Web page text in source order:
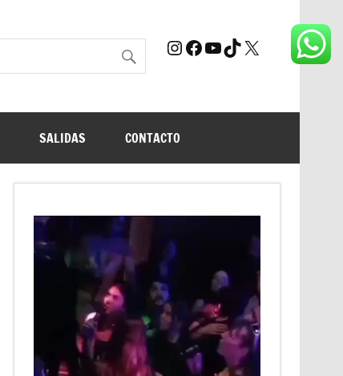
InstagramFacebook YouTube TikTok X
SALIDAS CONTACTO